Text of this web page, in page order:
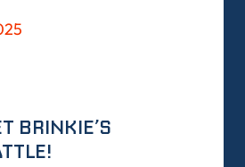
BRINKIE’S